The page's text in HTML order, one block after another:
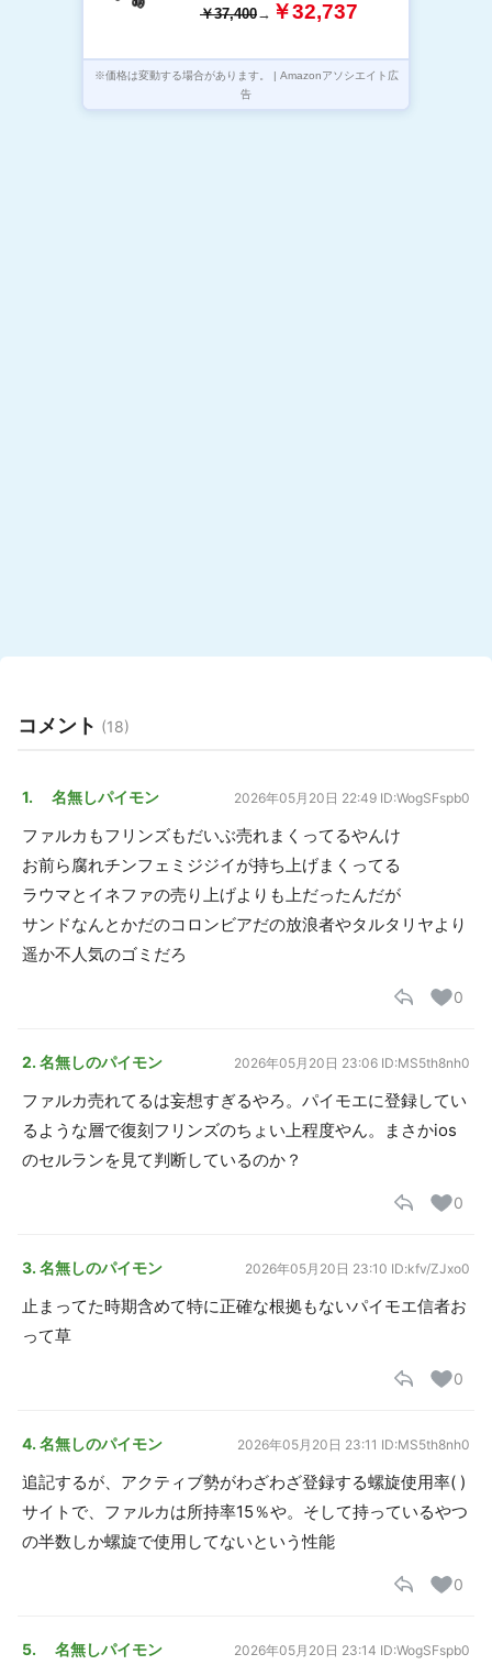
￥37,400→ ￥32,737
※価格は変動する場合があります。 | Amazonアソシエイト広
告
コメント (18)
1. 名無しパイモン 2026年05月20日 22:49 ID:WogSFspb0
ファルカもフリンズもだいぶ売れまくってるやんけ
お前ら腐れチンフェミジジイが持ち上げまくってる
ラウマとイネファの売り上げよりも上だったんだが
サンドなんとかだのコロンビアだの放浪者やタルタリヤより
遥か不人気のゴミだろ
0
2. 名無しのパイモン 2026年05月20日 23:06 ID:MS5th8nh0
ファルカ売れてるは妄想すぎるやろ。パイモエに登録してい
るような層で復刻フリンズのちょい上程度やん。まさかios
のセルランを見て判断しているのか？
0
3. 名無しのパイモン 2026年05月20日 23:10 ID:kfv/ZJxo0
止まってた時期含めて特に正確な根拠もないパイモエ信者お
って草
0
4. 名無しのパイモン 2026年05月20日 23:11 ID:MS5th8nh0
追記するが、アクティブ勢がわざわざ登録する螺旋使用率( )
サイトで、ファルカは所持率15％や。そして持っているやつ
の半数しか螺旋で使用してないという性能
0
5. 名無しパイモン 2026年05月20日 23:14 ID:WogSFspb0